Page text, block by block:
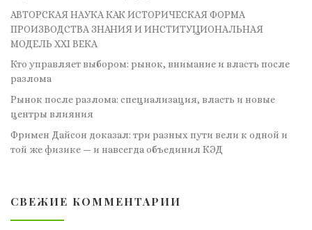
АВТОРСКАЯ НАУКА КАК ИСТОРИЧЕСКАЯ ФОРМА
ПРОИЗВОДСТВА ЗНАНИЯ И ИНСТИТУЦИОНАЛЬНАЯ
МОДЕЛЬ XXI ВЕКА
Кто управляет выбором: рынок, внимание и власть после
разлома
Рынок после разлома: специализация, власть и новые
центры влияния
Фримен Дайсон доказал: три разных пути вели к одной и
той же физике — и навсегда объединил КЭД
СВЕЖИЕ КОММЕНТАРИИ